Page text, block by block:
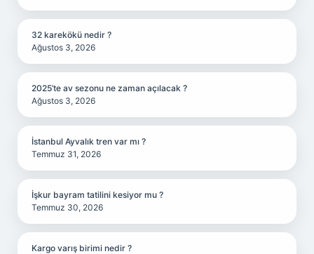
32 karekökü nedir ?
Ağustos 3, 2026
2025’te av sezonu ne zaman açılacak ?
Ağustos 3, 2026
İstanbul Ayvalık tren var mı ?
Temmuz 31, 2026
İşkur bayram tatilini kesiyor mu ?
Temmuz 30, 2026
Kargo varış birimi nedir ?